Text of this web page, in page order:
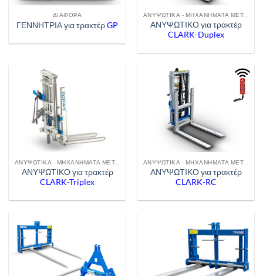
ΔΙΆΦΟΡΑ
ΓΕΝΝΗΤΡΙΑ για τρακτέρGP
ΑΝΥΨΩΤΙΚΆ - ΜΗΧΑΝΉΜΑΤΑ ΜΕΤΑΦΟΡΆΣ
ΑΝΥΨΩΤΙΚΟ για τρακτέρ
CLARK-Duplex
ΑΝΥΨΩΤΙΚΆ - ΜΗΧΑΝΉΜΑΤΑ ΜΕΤΑΦΟΡΆΣ
ΑΝΥΨΩΤΙΚΟ για τρακτέρ
CLARK-Triplex
ΑΝΥΨΩΤΙΚΆ - ΜΗΧΑΝΉΜΑΤΑ ΜΕΤΑΦΟΡΆΣ
ΑΝΥΨΩΤΙΚΟ για τρακτέρ
CLARK-RC